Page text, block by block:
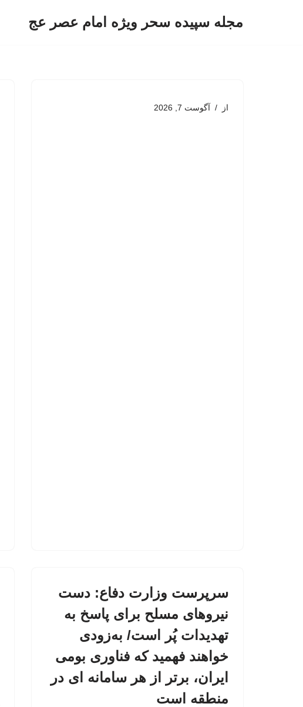
مجله سپیده سحر ویژه امام عصر عج
از آگوست 7, 2026
سرپرست وزارت دفاع: دست
نیروهای مسلح برای پاسخ به
تهدیدات پُر است/ به‌زودی
خواهند فهمید که فناوری بومی
ایران، برتر از هر سامانه ای در
منطقه است